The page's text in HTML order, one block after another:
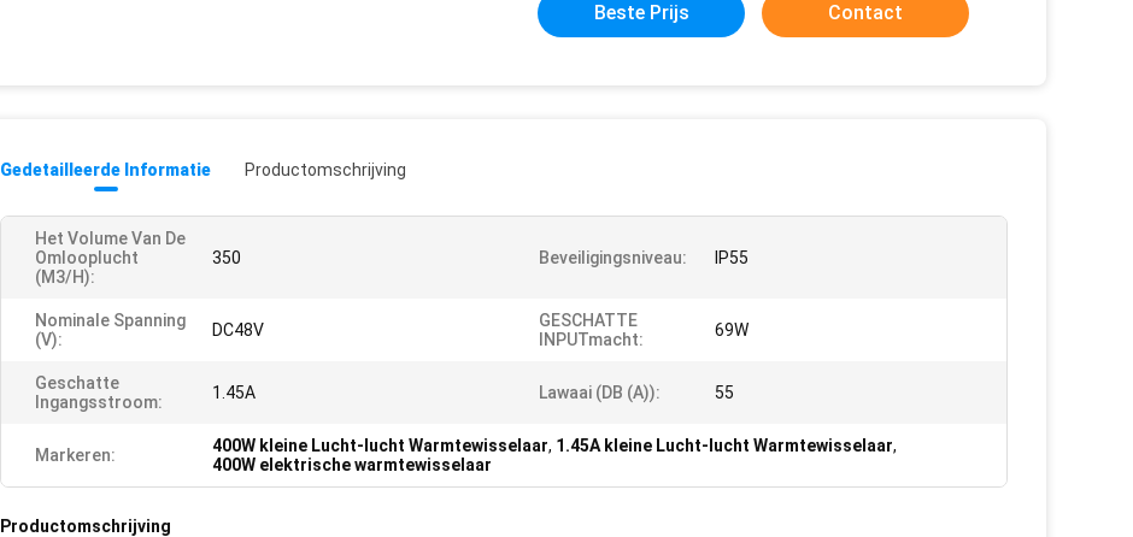
Beste Prijs Contact
Gedetailleerde Informatie Productomschrijving
Het Volume Van De
Omlooplucht
(m3/h):
350 Beveiligingsniveau: IP55
Nominale Spanning
(v):
DC48V
GESCHATTE
INPUTmacht:
69W
Geschatte
Ingangsstroom:
1.45A Lawaai (dB (A)): 55
Markeren: 400W kleine Lucht-lucht Warmtewisselaar, 1.45A kleine Lucht-lucht Warmtewisselaar,
400W elektrische warmtewisselaar
Productomschrijving